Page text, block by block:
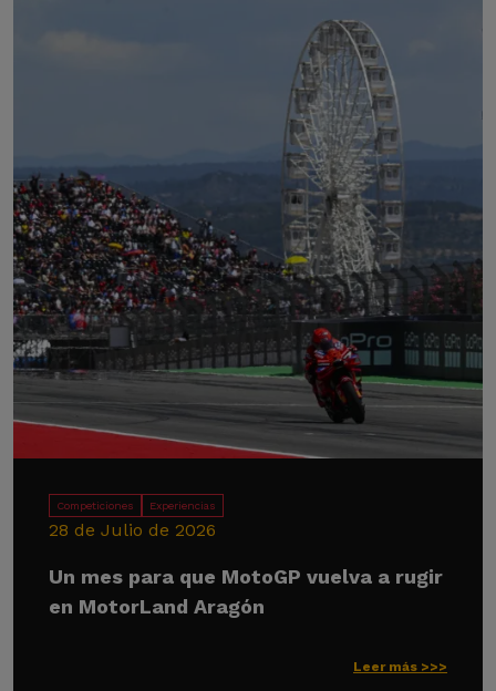
Competiciones Experiencias
28 de Julio de 2026
Un mes para que MotoGP vuelva a rugir
en MotorLand Aragón
Leer más >>>